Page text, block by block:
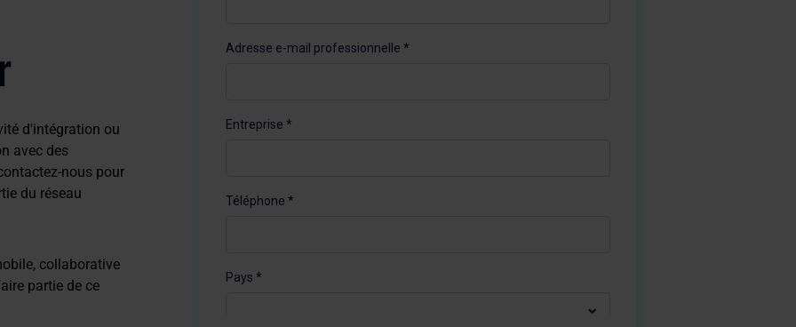
d'intégration ou
avec des
nous pour
du réseau
collaborative
partie de ce